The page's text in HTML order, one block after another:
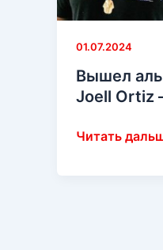
01.07.2024
Вышел
Joell Ortiz
Вышел
Читать